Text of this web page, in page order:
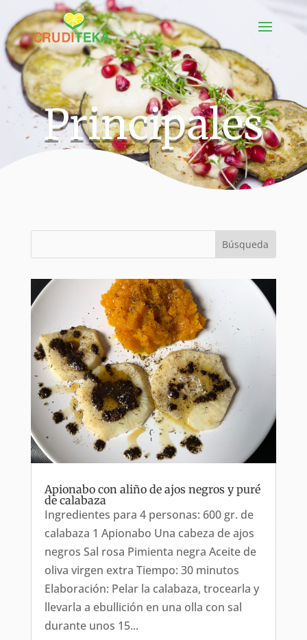
Principales
Apionabo con aliño de ajos negros y puré
de calabaza
Ingredientes para 4 personas: 600 gr. de
calabaza 1 Apionabo Una cabeza de ajos
negros Sal rosa Pimienta negra Aceite de
oliva virgen extra Tiempo: 30 minutos
Elaboración: Pelar la calabaza, trocearla y
llevarla a ebullición en una olla con sal
durante unos 15...